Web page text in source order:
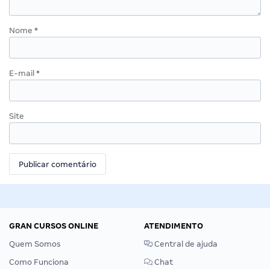
Nome *
E-mail *
Site
GRAN CURSOS ONLINE
Quem Somos
Como Funciona
ATENDIMENTO
Central de ajuda
Chat